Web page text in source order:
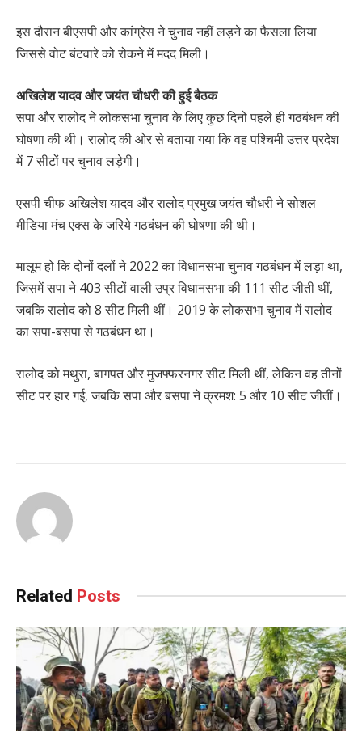
इस दौरान बीएसपी और कांग्रेस ने चुनाव नहीं लड़ने का फैसला लिया
जिससे वोट बंटवारे को रोकने में मदद मिली।
अखिलेश यादव और जयंत चौधरी की हुई बैठक
सपा और रालोद ने लोकसभा चुनाव के लिए कुछ दिनों पहले ही गठबंधन की
घोषणा की थी। रालोद की ओर से बताया गया कि वह पश्चिमी उत्तर प्रदेश
में 7 सीटों पर चुनाव लड़ेगी।
एसपी चीफ अखिलेश यादव और रालोद प्रमुख जयंत चौधरी ने सोशल
मीडिया मंच एक्स के जरिये गठबंधन की घोषणा की थी।
मालूम हो कि दोनों दलों ने 2022 का विधानसभा चुनाव गठबंधन में लड़ा था,
जिसमें सपा ने 403 सीटों वाली उप्र विधानसभा की 111 सीट जीती थीं,
जबकि रालोद को 8 सीट मिली थीं। 2019 के लोकसभा चुनाव में रालोद
का सपा-बसपा से गठबंधन था।
रालोद को मथुरा, बागपत और मुजफ्फरनगर सीट मिली थीं, लेकिन वह तीनों
सीट पर हार गई, जबकि सपा और बसपा ने क्रमश: 5 और 10 सीट जीतीं।
Related Posts